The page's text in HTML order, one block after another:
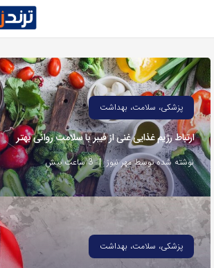
با
استفاده
از
روش‌های
زیر
می‌توانید
این
صفحه
را
با
پزشکی، سلامت، بهداشت
ارتباط رژیم غذایی غنی از فیبر با سلامت روانی بهتر
نوشته شده توسط مهر نیوز 3 ساعت پیش
پزشکی، سلامت، بهداشت